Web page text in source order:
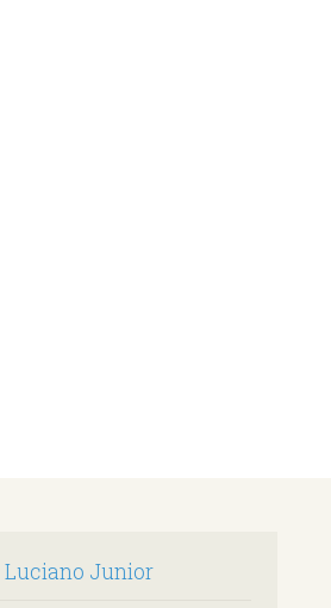
Luciano Junior